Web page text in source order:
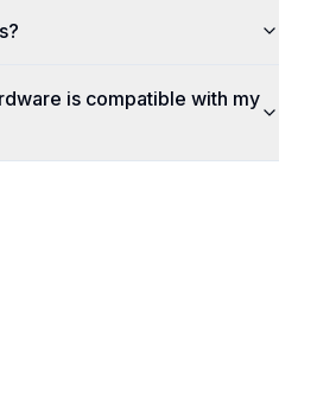
is compatible with my